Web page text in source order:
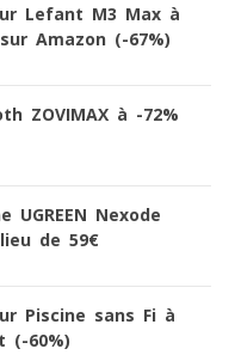
Lefant M3 Max à
Amazon (-67%)
ZOVIMAX à -72%
UGREEN Nexode
de 59€
Piscine sans Fi à
(-60%)